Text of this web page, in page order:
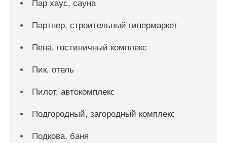
Пар хаус, сауна
Партнер, строительный гипермаркет
Пена, гостиничный комплекс
Пик, отель
Пилот, автокомплекс
Подгородный, загородный комплекс
Подкова, баня